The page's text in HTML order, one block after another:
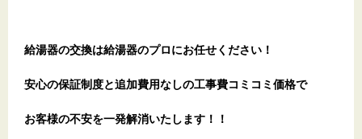
給湯器の交換は給湯器のプロにお任せください！
安心の保証制度と追加費用なしの工事費コミコミ価格で
お客様の不安を一発解消いたします ！！